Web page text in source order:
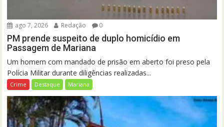
ago 7, 2026 Redação 0
PM prende suspeito de duplo homicídio em
Passagem de Mariana
Um homem com mandado de prisão em aberto foi preso pela
Polícia Militar durante diligências realizadas...
Crime Destaque Mariana